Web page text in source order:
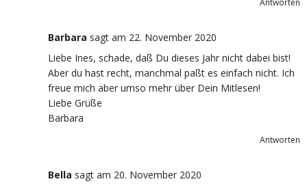
Antworten
Barbara sagt am 22. November 2020
Liebe Ines, schade, daß Du dieses Jahr nicht dabei bist!
Aber du hast recht, manchmal paßt es einfach nicht. Ich
freue mich aber umso mehr über Dein Mitlesen!
Liebe Grüße
Barbara
Antworten
Bella sagt am 20. November 2020